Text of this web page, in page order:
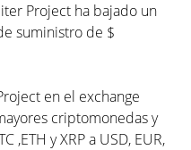
Project ha bajado un
suministro de $
en el exchange
criptomonedas y
,ETH y XRP a USD, EUR,